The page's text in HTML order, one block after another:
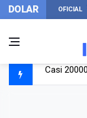
DOLAR OFICIAL
Casi
Candela